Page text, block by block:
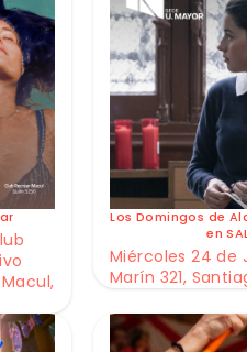
Los Domingos de
en
Miércoles 24 de
Marín 321,